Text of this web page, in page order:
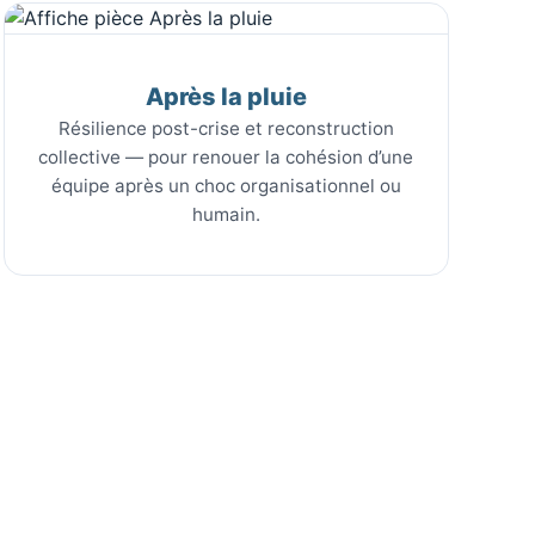
Après la pluie
Résilience post-crise et reconstruction
collective — pour renouer la cohésion d’une
équipe après un choc organisationnel ou
humain.